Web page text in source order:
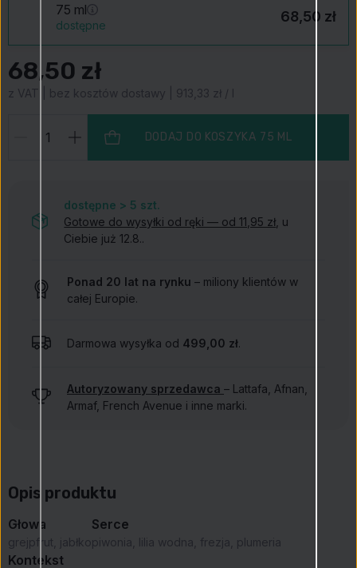
75 ml
dostępne 68,50 zł
68,50 zł
z VAT | bez kosztów dostawy | 913,33 zł / l
DODAJ DO KOSZYKA 75 ML
dostępne > 5 szt.
Gotowe do wysyłki od ręki — od 11,95 zł , u
Ciebie już 12.8..
Ponad 20 lat na rynku – miliony klientów w
całej Europie.
Darmowa wysyłka od 499,00 zł.
Autoryzowany sprzedawca – Lattafa, Afnan,
Armaf, French Avenue i inne marki.
Opis produktu
Głowa
grejpfrut, jabłko
Serce
piwonia, lilia wodna, frezja, plumeria
Kontekst